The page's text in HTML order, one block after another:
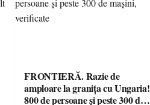
FRONTIERĂ. Razie de
amploare la granița cu Ungaria!
800 de persoane și peste 300 de